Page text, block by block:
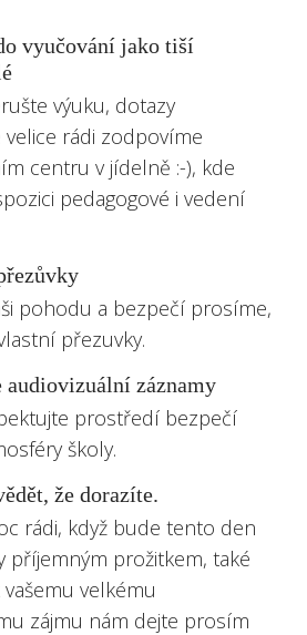
vyučování jako tiší
výuku, dotazy
velice rádi zodpovíme
centru v jídelně :-), kde
pedagogové i vedení
pohodu a bezpečí prosíme,
přezuvky.
audiovizuální záznamy
prostředí bezpečí
školy.
že dorazíte.
rádi, když bude tento den
příjemným prožitkem, také
velkému
zájmu nám dejte prosím